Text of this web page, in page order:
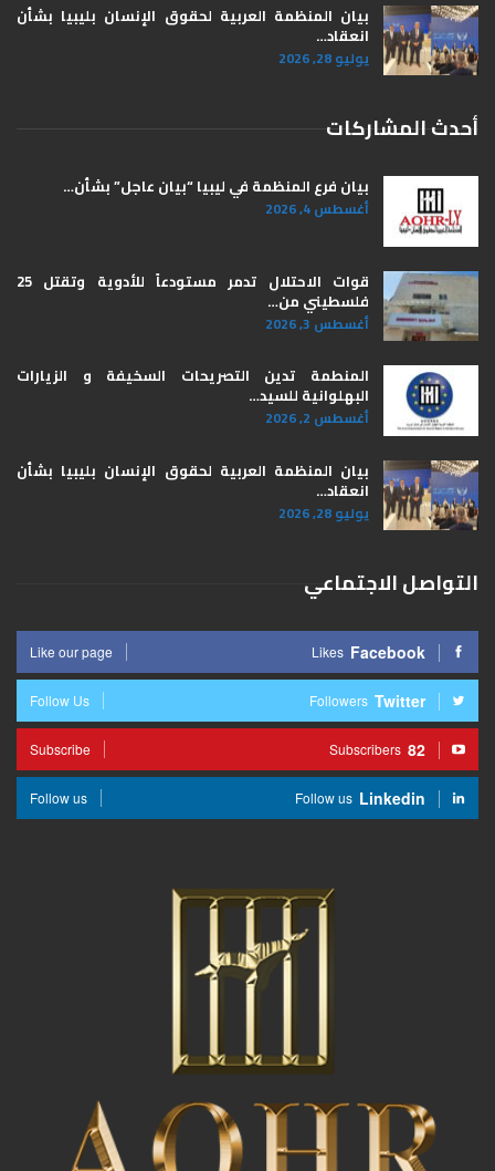
بيان المنظمة العربية لحقوق الإنسان بليبيا ​بشأن
انعقاد…
يوليو 28, 2026
أحدث المشاركات
بيان فرع المنظمة في ليبيا “بيان عاجل” بشأن…
أغسطس 4, 2026
قوات الاحتلال تدمر مستودعاً للأدوية وتقتل 25
فلسطيني من…
أغسطس 3, 2026
المنطمة تدين التصريحات السخيفة و الزيارات
البهلوانية للسيد…
أغسطس 2, 2026
بيان المنظمة العربية لحقوق الإنسان بليبيا ​بشأن
انعقاد…
يوليو 28, 2026
التواصل الاجتماعي
Facebook
Likes
Like our page
Twitter
Followers
Follow Us
82
Subscribers
Subscribe
Linkedin
Follow us
Follow us